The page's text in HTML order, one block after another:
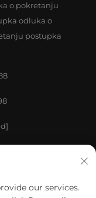
o pokretanju
odluka o
postupka
TIANXIN TOOLS CO.,
our services.